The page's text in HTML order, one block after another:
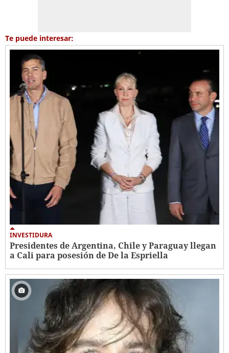
Te puede interesar:
INVESTIDURA
Presidentes de Argentina, Chile y Paraguay llegan
a Cali para posesión de De la Espriella